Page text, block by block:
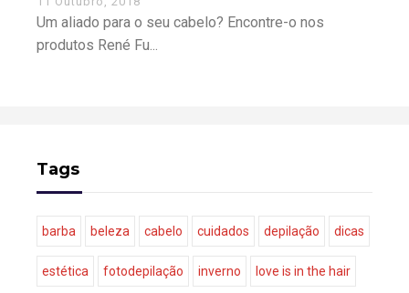
Um aliado para o seu cabelo? Encontre-o nos
produtos René Fu...
Tags
barba beleza cabelo cuidados depilação dicas
estética fotodepilação inverno love is in the hair